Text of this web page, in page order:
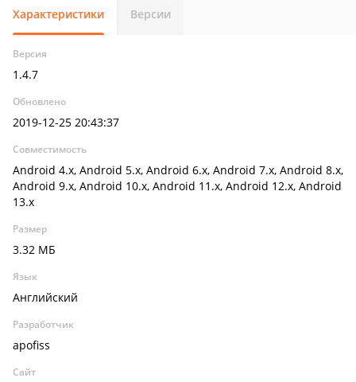
Характеристики Версии
Версия
1.4.7
Обновлено
2019-12-25 20:43:37
Совместимость
Android 4.x, Android 5.x, Android 6.x, Android 7.x, Android 8.x,
Android 9.x, Android 10.x, Android 11.x, Android 12.x, Android
13.x
Размер
3.32 МБ
Язык
Английский
Разработчик
apofiss
Сайт